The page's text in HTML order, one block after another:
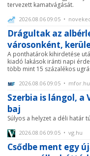
tervezett kamatvágását.
2026.08.06 09:05 •
Drágultak az
városonként,
A ponthatárok kihirdetése
kiadó lakások iránti napi
több mint 15 százalékos
2026.08.06 09:05 • mfor.hu
Szerbia is lángol, a
baj
Súlyos a helyzet a déli határ
2026.08.06 09:05 • vg.hu
Csődbe ment egy